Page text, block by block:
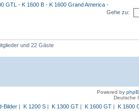
GTL - K 1600 B - K 1600 Grand America -
Gehe zu:
und 22 Gäste
Powered by
Deutsche
Bilder| K 1200 S| K 1300 GT| K 1600 GT| K 1600